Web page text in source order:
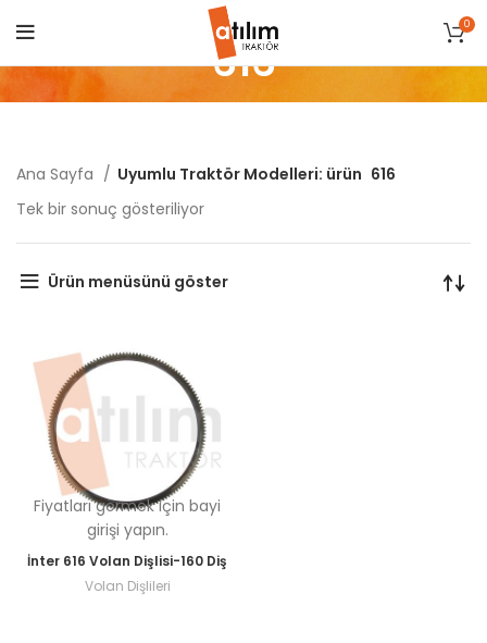
0
616
Ana Sayfa Uyumlu Traktör Modelleri: ürün 616
Tek bir sonuç gösteriliyor
Ürün menüsünü göster
Fiyatları görmek için bayi
girişi yapın.
İnter 616 Volan Dişlisi-160 Diş
Volan Dişlileri